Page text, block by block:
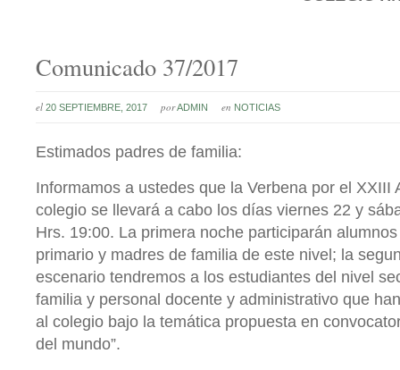
Comunicado 37/2017
el 20 SEPTIEMBRE, 2017 porADMIN en NOTICIAS
Estimados padres de familia:
Informamos a ustedes que la Verbena por el XXIII
colegio se llevará a cabo los días viernes 22 y
Hrs. 19:00. La primera noche participarán
primario y madres de familia de este nivel; la
escenario tendremos a los estudiantes del nivel
familia y personal docente y administrativo que
al colegio bajo la temática propuesta en
del mundo”.